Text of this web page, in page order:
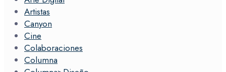
Artistas
Canyon
Cine
Colaboraciones
Columna